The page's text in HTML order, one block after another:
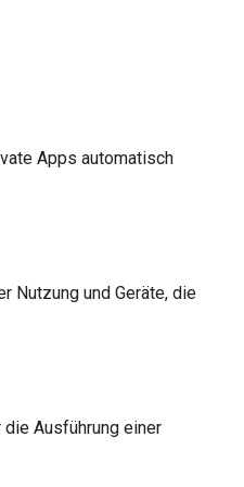
Apps automatisch
Nutzung und Geräte, die
Ausführung einer